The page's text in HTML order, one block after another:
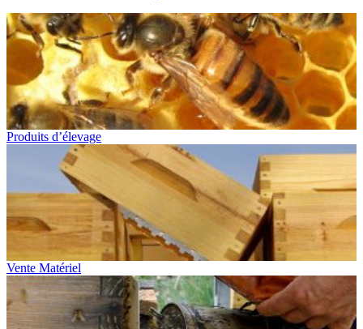
Produits d’élevage
Vente Matériel